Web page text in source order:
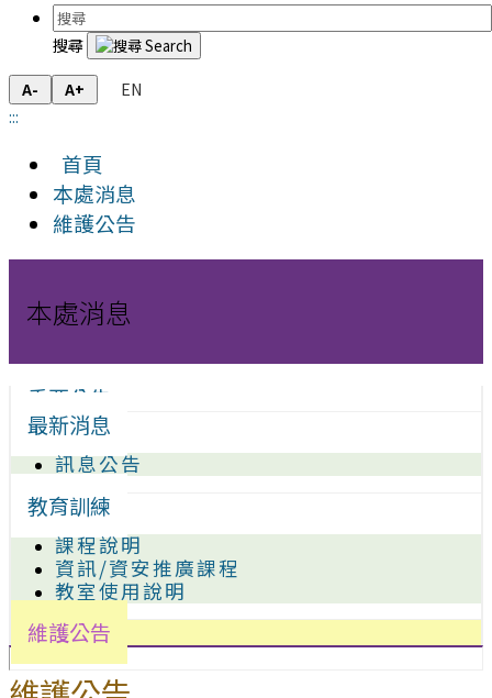
搜尋
A- A+
EN
:::
首頁
本處消息
維護公告
本處消息
重要公告
最新消息
訊息公告
教育訓練
課程說明
資訊/資安推廣課程
教室使用說明
維護公告